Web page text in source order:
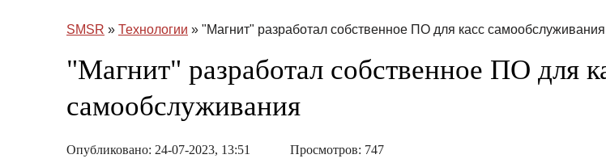
SMSR » Технологии » "Магнит" разработал собственное ПО для касс самообслуживания
"Магнит" разработал собственное ПО для
самообслуживания
Опубликовано: 24-07-2023, 13:51 Просмотров: 747